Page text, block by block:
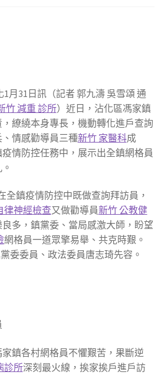
1月31日訊（記者 郭九濤 吳雪頌 通
竹 減重 診所）近日，沾化區馮家鎮
繚繞本身專長，機動轉化進戶查詢
情感勸導員三種新竹 家醫科成
情防控任務中，展示出全鎮網格員
全鎮疫情防控中既做查詢拜訪員，
律神經檢查又做勸導員新竹 公教健
多，鎮黨委、當局感激大師，盼望
網格員一道眾擎易舉、共克時艱。
委委員、政法委員唐志琦先容。
鎮各村網格員不懼艱苦，果斷逆
診所深刻最火線，挨家挨戶進戶訪